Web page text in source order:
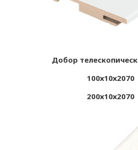
Добор
100х10х2070
200х10х2070